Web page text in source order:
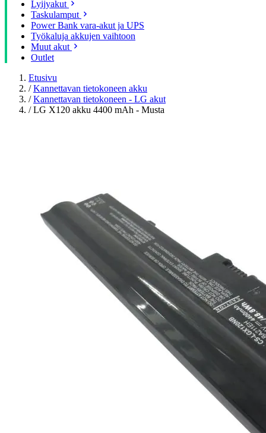
Lyijyakut
Taskulamput
Power Bank vara-akut ja UPS
Työkaluja akkujen vaihtoon
Muut akut
Outlet
Etusivu
/ Kannettavan tietokoneen akku
/ Kannettavan tietokoneen - LG akut
/ LG X120 akku 4400 mAh - Musta